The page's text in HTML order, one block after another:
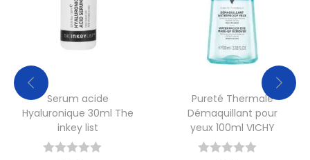
Serum acide
Hyaluronique 30ml The
inkey list
Pureté Thermale
Démaquillant pour
yeux 100ml VICHY